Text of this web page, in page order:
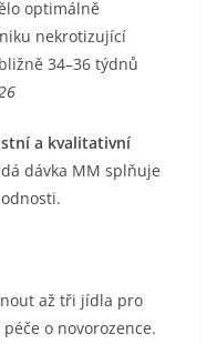
optimálně
nekrotizující
34–36 týdnů
a kvalitativní
dávka MM splňuje
až tři jídla pro
o novorozence.